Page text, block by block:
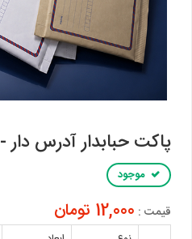
پاکت حبابدار آدرس دار - B5 اقتصادی
موجود
قیمت : 12,000 تومان